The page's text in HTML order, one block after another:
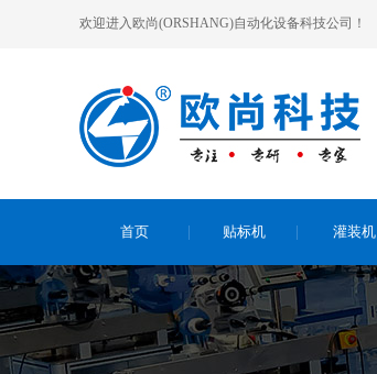
欢迎进入欧尚(ORSHANG)自动化设备科技公司！
首页 贴标机 灌装机